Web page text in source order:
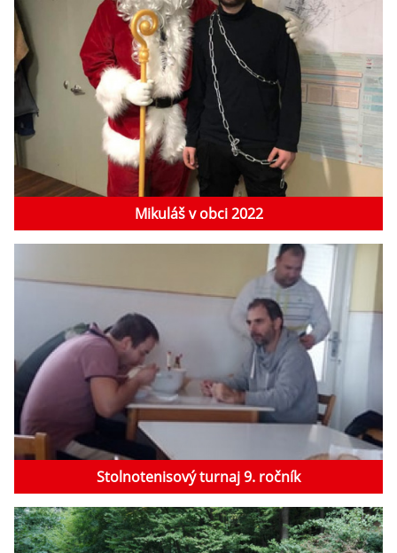
Mikuláš v obci 2022
Stolnotenisový turnaj 9. ročník